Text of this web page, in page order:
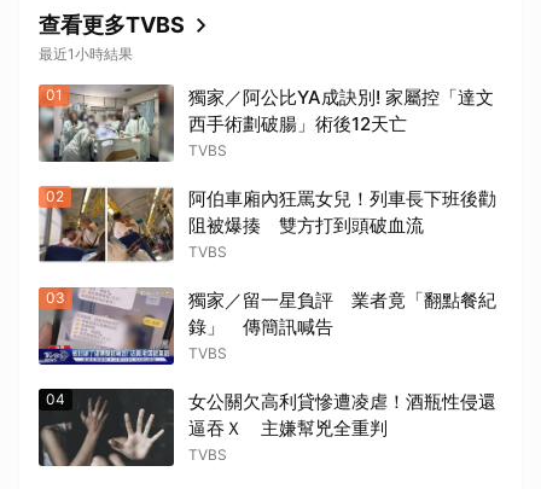
查看更多TVBS
最近1小時結果
01
獨家／阿公比YA成訣別! 家屬控「達文
西手術劃破腸」術後12天亡
TVBS
02
阿伯車廂內狂罵女兒！列車長下班後勸
阻被爆揍 雙方打到頭破血流
TVBS
03
獨家／留一星負評 業者竟「翻點餐紀
錄」 傳簡訊喊告
TVBS
04
女公關欠高利貸慘遭凌虐！酒瓶性侵還
逼吞Ｘ 主嫌幫兇全重判
TVBS